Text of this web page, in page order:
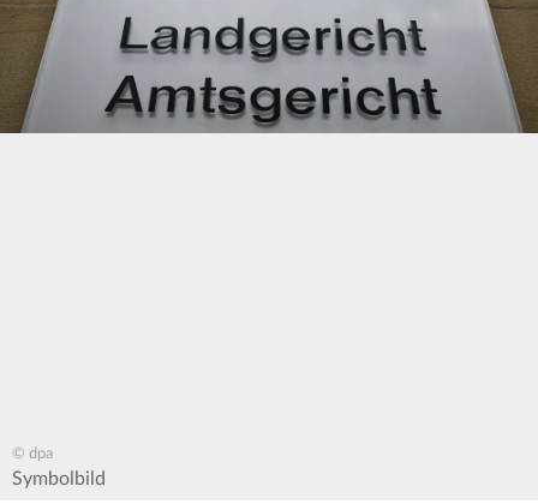
© dpa
Symbolbild